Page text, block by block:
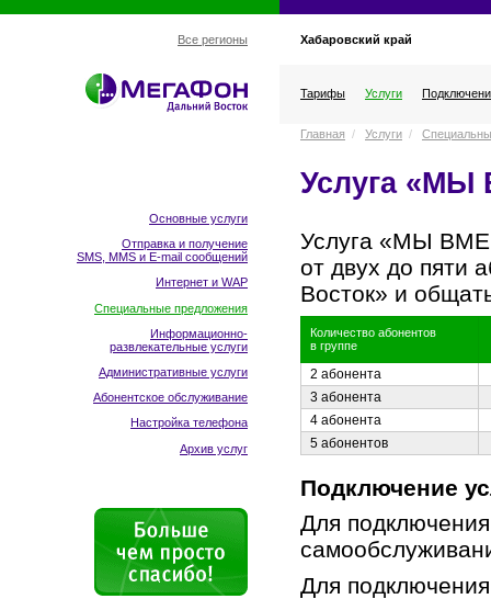
Все регионы Хабаровский край
Тарифы Услуги
Основные услуги
Отправка и получение
SMS, MMS и E-mail сообщений
Интернет и WAP
Специальные предложения
Информационно-
развлекательные услуги
Административные услуги
Абонентское обслуживание
Настройка телефона
Архив услуг
Главная / Услуги /
Услуга «МЫ
Услуга «МЫ
от двух до пяти
Восток» и
Количество абонентов
в группе
2 абонента
3 абонента
4 абонента
5 абонентов
Подключение
Для
Для